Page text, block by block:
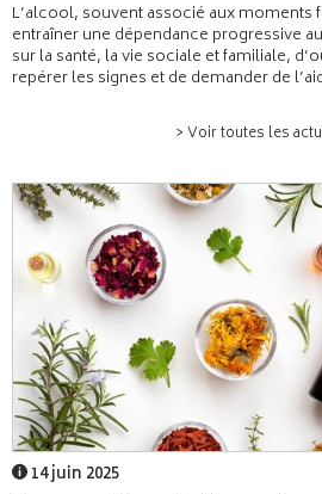
L’alcool, souvent associé aux moments
entraîner une dépendance progressive
sur la santé, la vie sociale et familiale,
repérer les signes et de demander de
> Voir toutes les
14 juin 2025